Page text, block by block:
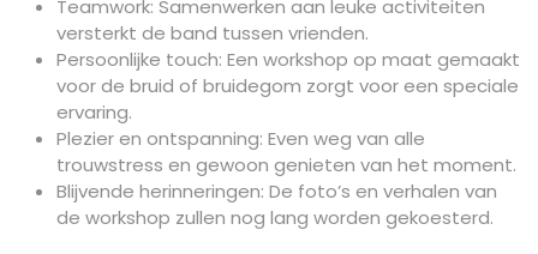
Teamwork: Samenwerken aan leuke activiteiten
versterkt de band tussen vrienden.
Persoonlijke touch: Een workshop op maat gemaakt
voor de bruid of bruidegom zorgt voor een speciale
ervaring.
Plezier en ontspanning: Even weg van alle
trouwstress en gewoon genieten van het moment.
Blijvende herinneringen: De foto’s en verhalen van
de workshop zullen nog lang worden gekoesterd.